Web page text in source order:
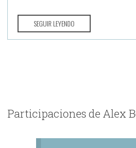
SEGUIR LEYENDO
Participaciones de Alex